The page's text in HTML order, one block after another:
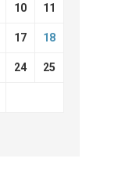
10 11
17 18
24 25